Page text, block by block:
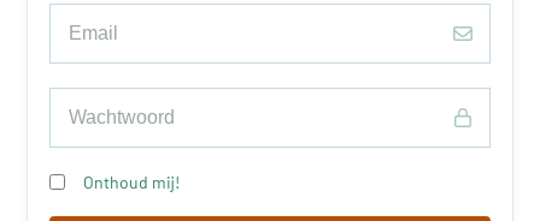
Onthoud mij!